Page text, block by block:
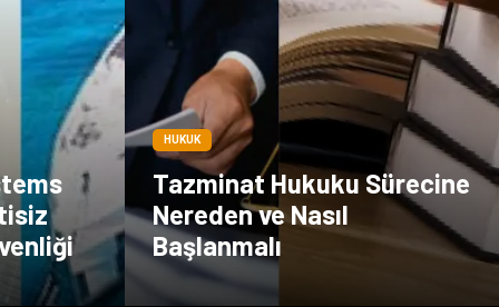
HUKUK
Tazminat Hukuku Sürecine
Nereden ve Nasıl
Başlanmalı